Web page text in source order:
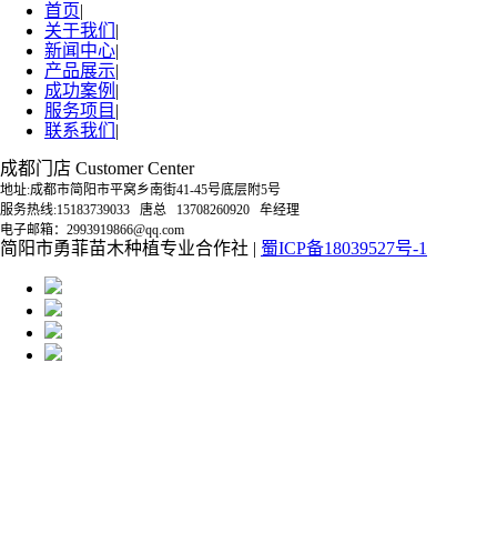
首页|
关于我们 |
新闻中心|
产品展示|
成功案例 |
服务项目 |
联系我们 |
成都门店 Customer Center
地址:成都市简阳市平窝乡南街41-45号底层附5号
服务热线:15183739033 唐总 13708260920 牟经理
电子邮箱：2993919866@qq.com
简阳市勇菲苗木种植专业合作社 | 蜀ICP备18039527号-1